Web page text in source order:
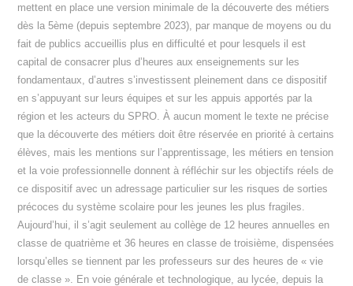
mettent en place une version minimale de la découverte des métiers
dès la 5ème (depuis septembre 2023), par manque de moyens ou du
fait de publics accueillis plus en difficulté et pour lesquels il est
capital de consacrer plus d’heures aux enseignements sur les
fondamentaux, d’autres s’investissent pleinement dans ce dispositif
en s’appuyant sur leurs équipes et sur les appuis apportés par la
région et les acteurs du SPRO. À aucun moment le texte ne précise
que la découverte des métiers doit être réservée en priorité à certains
élèves, mais les mentions sur l’apprentissage, les métiers en tension
et la voie professionnelle donnent à réfléchir sur les objectifs réels de
ce dispositif avec un adressage particulier sur les risques de sorties
précoces du système scolaire pour les jeunes les plus fragiles.
Aujourd’hui, il s’agit seulement au collège de 12 heures annuelles en
classe de quatrième et 36 heures en classe de troisième, dispensées
lorsqu’elles se tiennent par les professeurs sur des heures de « vie
de classe ». En voie générale et technologique, au lycée, depuis la